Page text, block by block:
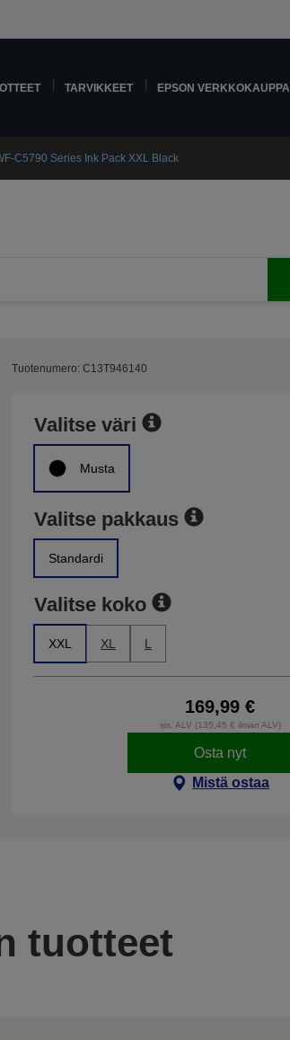
TARVIKKEET EPSON VERKKOKAUPPA
C5790 Series Ink Pack XXL Black
Tuotenumero: C13T946140
Valitse väri
Musta
Valitse pakkaus
Standardi
Valitse koko
XXL XL L
169,99 €
sis. ALV (135,45 € ilman ALV)
Osta nyt
Mistä ostaa
tuotteet